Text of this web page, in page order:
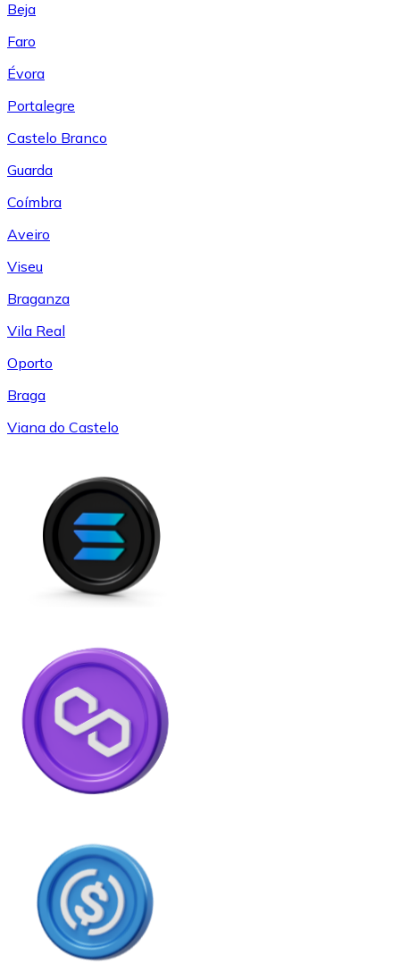
Beja
Faro
Évora
Portalegre
Castelo Branco
Guarda
Coímbra
Aveiro
Viseu
Braganza
Vila Real
Oporto
Braga
Viana do Castelo